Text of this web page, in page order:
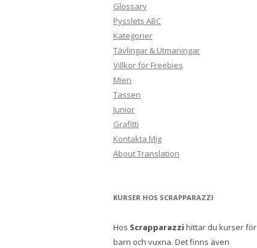
Glossary
Pysslets ABC
Kategorier
Tävlingar & Utmaningar
Villkor för Freebies
Mien
Tassen
Junior
Grafitti
Kontakta Mig
About Translation
KURSER HOS SCRAPPARAZZI
Hos Scrapparazzi hittar du kurser för
barn och vuxna. Det finns även